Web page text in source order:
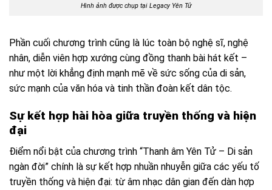
Hình ảnh được chụp tại Legacy Yên Tử
Phần cuối chương trình cũng là lúc toàn bộ nghệ sĩ, nghệ
nhân, diễn viên hợp xướng cùng đồng thanh bài hát kết –
như một lời khẳng định mạnh mẽ về sức sống của di sản,
sức mạnh của văn hóa và tinh thần đoàn kết dân tộc.
Sự kết hợp hài hòa giữa truyền thống và hiện
đại
Điểm nổi bật của chương trình “Thanh âm Yên Tử – Di sản
ngàn đời” chính là sự kết hợp nhuần nhuyễn giữa các yếu tố
truyền thống và hiện đại: từ âm nhạc dân gian đến dàn hợp